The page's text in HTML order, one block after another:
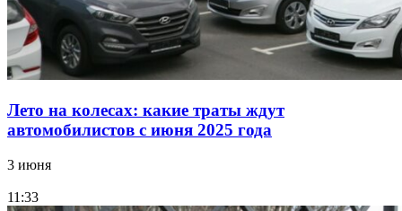
Лето на колесах: какие траты ждут
автомобилистов с июня 2025 года
3 июня
11:33